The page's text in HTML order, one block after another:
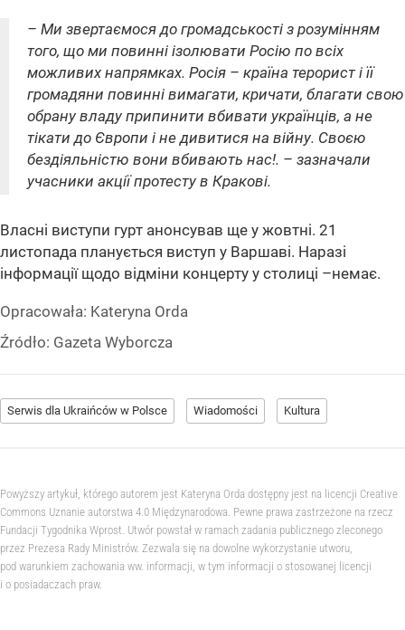
– Ми звертаємося до громадськості з розумінням
того, що ми повинні ізолювати Росію по всіх
можливих напрямках. Росія – країна терорист і її
громадяни повинні вимагати, кричати, благати свою
обрану владу припинити вбивати українців, а не
тікати до Європи і не дивитися на війну. Своєю
бездіяльністю вони вбивають нас!. – зазначали
учасники акції протесту в Кракові.
Власні виступи гурт анонсував ще у жовтні. 21
листопада планується виступ у Варшаві. Наразі
інформації щодо відміни концерту у столиці –немає.
Opracowała: Kateryna Orda
Źródło: Gazeta Wyborcza
Serwis dla Ukraińców w Polsce Wiadomości Kultura
Powyższy artykuł, którego autorem jest Kateryna Orda dostępny jest na licencji Creative
Commons Uznanie autorstwa 4.0 Międzynarodowa. Pewne prawa zastrzeżone na rzecz
Fundacji Tygodnika Wprost. Utwór powstał w ramach zadania publicznego zleconego
przez Prezesa Rady Ministrów. Zezwala się na dowolne wykorzystanie utworu,
pod warunkiem zachowania ww. informacji, w tym informacji o stosowanej licencji
i o posiadaczach praw.